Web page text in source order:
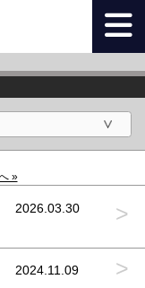
»
2026.03.30 >
2024.11.09 >